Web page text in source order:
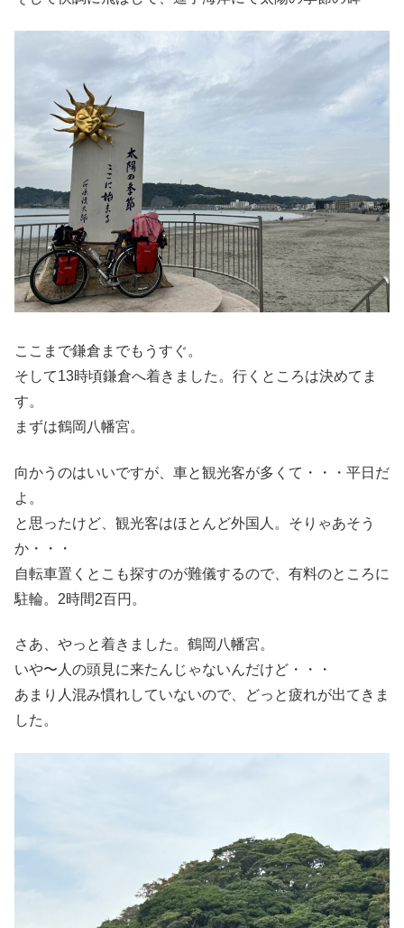
ここまで鎌倉までもうすぐ。
そして13時頃鎌倉へ着きました。行くところは決めてま
す。
まずは鶴岡八幡宮。
向かうのはいいですが、車と観光客が多くて・・・平日だ
よ。
と思ったけど、観光客はほとんど外国人。そりゃあそう
か・・・
自転車置くとこも探すのが難儀するので、有料のところに
駐輪。2時間2百円。
さあ、やっと着きました。鶴岡八幡宮。
いや〜人の頭見に来たんじゃないんだけど・・・
あまり人混み慣れしていないので、どっと疲れが出てきま
した。